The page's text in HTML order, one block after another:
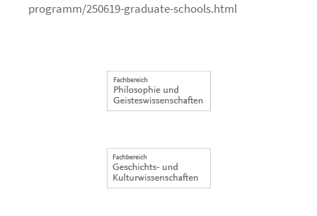
programm/250619-graduate-schools.html